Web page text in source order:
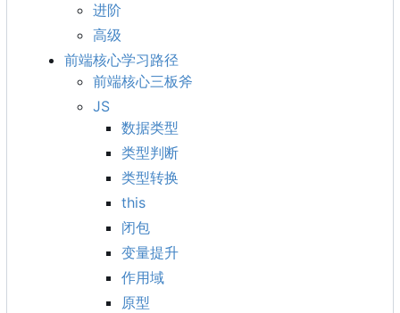
进阶
高级
前端核心学习路径
前端核心三板斧
JS
数据类型
类型判断
类型转换
this
闭包
变量提升
作用域
原型